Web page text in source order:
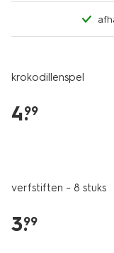
krokodillenspel
4.
99
verfstiften - 8 stuks
3.
99